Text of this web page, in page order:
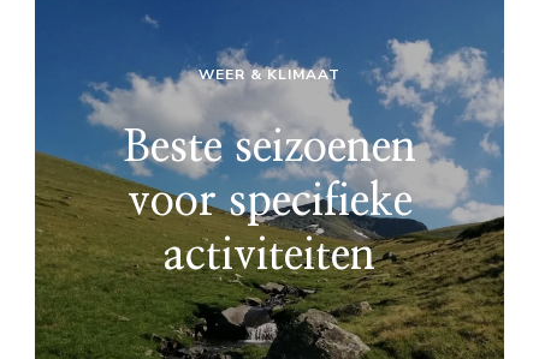
WEER & KLIMAAT
Beste seizoenen
voor specifieke
activiteiten